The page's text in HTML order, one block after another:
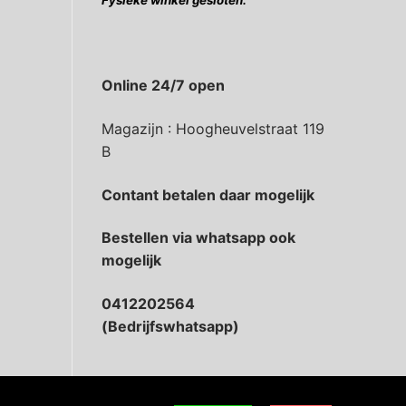
Online 24/7 open
Magazijn : Hoogheuvelstraat 119
B
Contant betalen daar mogelijk
Bestellen via whatsapp ook
mogelijk
0412202564
(Bedrijfswhatsapp)